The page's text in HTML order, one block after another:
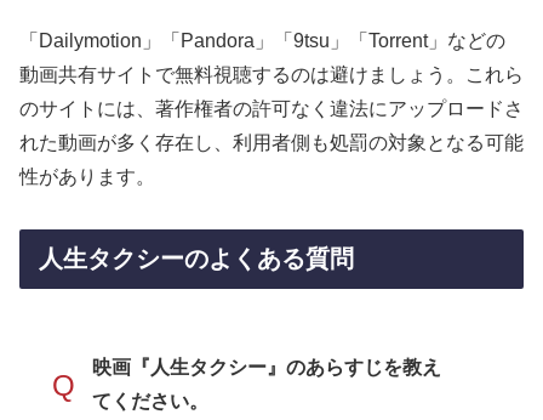
「Dailymotion」「Pandora」「9tsu」「Torrent」などの
動画共有サイトで無料視聴するのは避けましょう。これら
のサイトには、著作権者の許可なく違法にアップロードさ
れた動画が多く存在し、利用者側も処罰の対象となる可能
性があります。
人生タクシーのよくある質問
Q
映画『人生タクシー』のあらすじを教え
てください。